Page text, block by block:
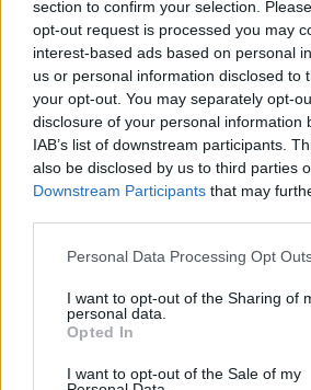
section to confirm your selection.
opt-out request is processed you may
interest-based ads based on personal
us or personal information disclosed to
your opt-out. You may separately opt-
disclosure of your personal information
IAB’s list of downstream participants.
also be disclosed by us to third parties
Downstream Participants that may
Personal Data Processing Opt
I want to opt-out of the Sharing of
personal data.
Opted In
I want to opt-out of the Sale of my
AUR
UDMR
PMP (Tomac)
Forța Dreptei (L. Orban)
PNȚMM
REPER
SOS (Șoșoacă)
PACE (Peia)
Acțiunea Conservatoare (Târziu)
PDF (Lazarus)